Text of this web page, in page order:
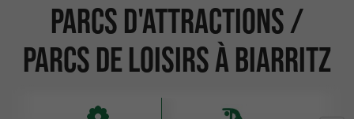
Parcs d'attractions /
Parcs de Loisirs à Biarritz